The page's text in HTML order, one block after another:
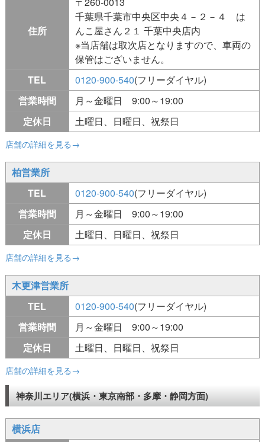
住所
千葉県千葉市中央区中央４－２－４ は
んこ屋さん２１ 千葉中央店内
※当店舗は取次店となりますので、車両の
保管はございません。
TEL
0120-900-540(フリーダイヤル)
営業時間
月～金曜日 9:00～19:00
定休日
土曜日、日曜日、祝祭日
店舗の詳細を見る→
柏営業所
TEL
0120-900-540(フリーダイヤル)
営業時間
月～金曜日 9:00～19:00
定休日
土曜日、日曜日、祝祭日
店舗の詳細を見る→
木更津営業所
TEL
0120-900-540(フリーダイヤル)
営業時間
月～金曜日 9:00～19:00
定休日
土曜日、日曜日、祝祭日
店舗の詳細を見る→
神奈川エリア(横浜・東京南部・多摩・静岡方面)
横浜店